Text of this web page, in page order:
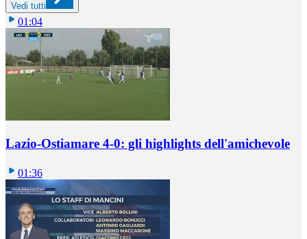
Vedi tutti
01:04
Lazio-Ostiamare 4-0: gli highlights dell'amichevole
01:36